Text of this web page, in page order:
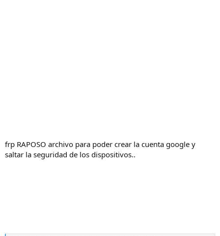
frp RAPOSO archivo para poder crear la cuenta google y
saltar la seguridad de los dispositivos..